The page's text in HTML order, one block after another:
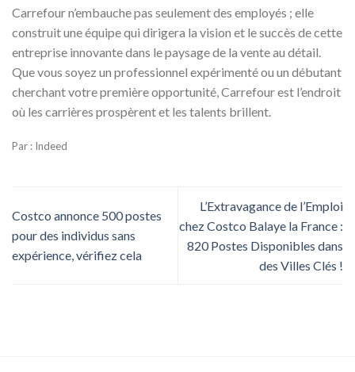
Carrefour n’embauche pas seulement des employés ; elle
construit une équipe qui dirigera la vision et le succès de cette
entreprise innovante dans le paysage de la vente au détail.
Que vous soyez un professionnel expérimenté ou un débutant
cherchant votre première opportunité, Carrefour est l’endroit
où les carrières prospèrent et les talents brillent.
Par : Indeed
Costco annonce 500 postes
pour des individus sans
expérience, vérifiez cela
L’Extravagance de l’Emploi
chez Costco Balaye la France :
820 Postes Disponibles dans
des Villes Clés !